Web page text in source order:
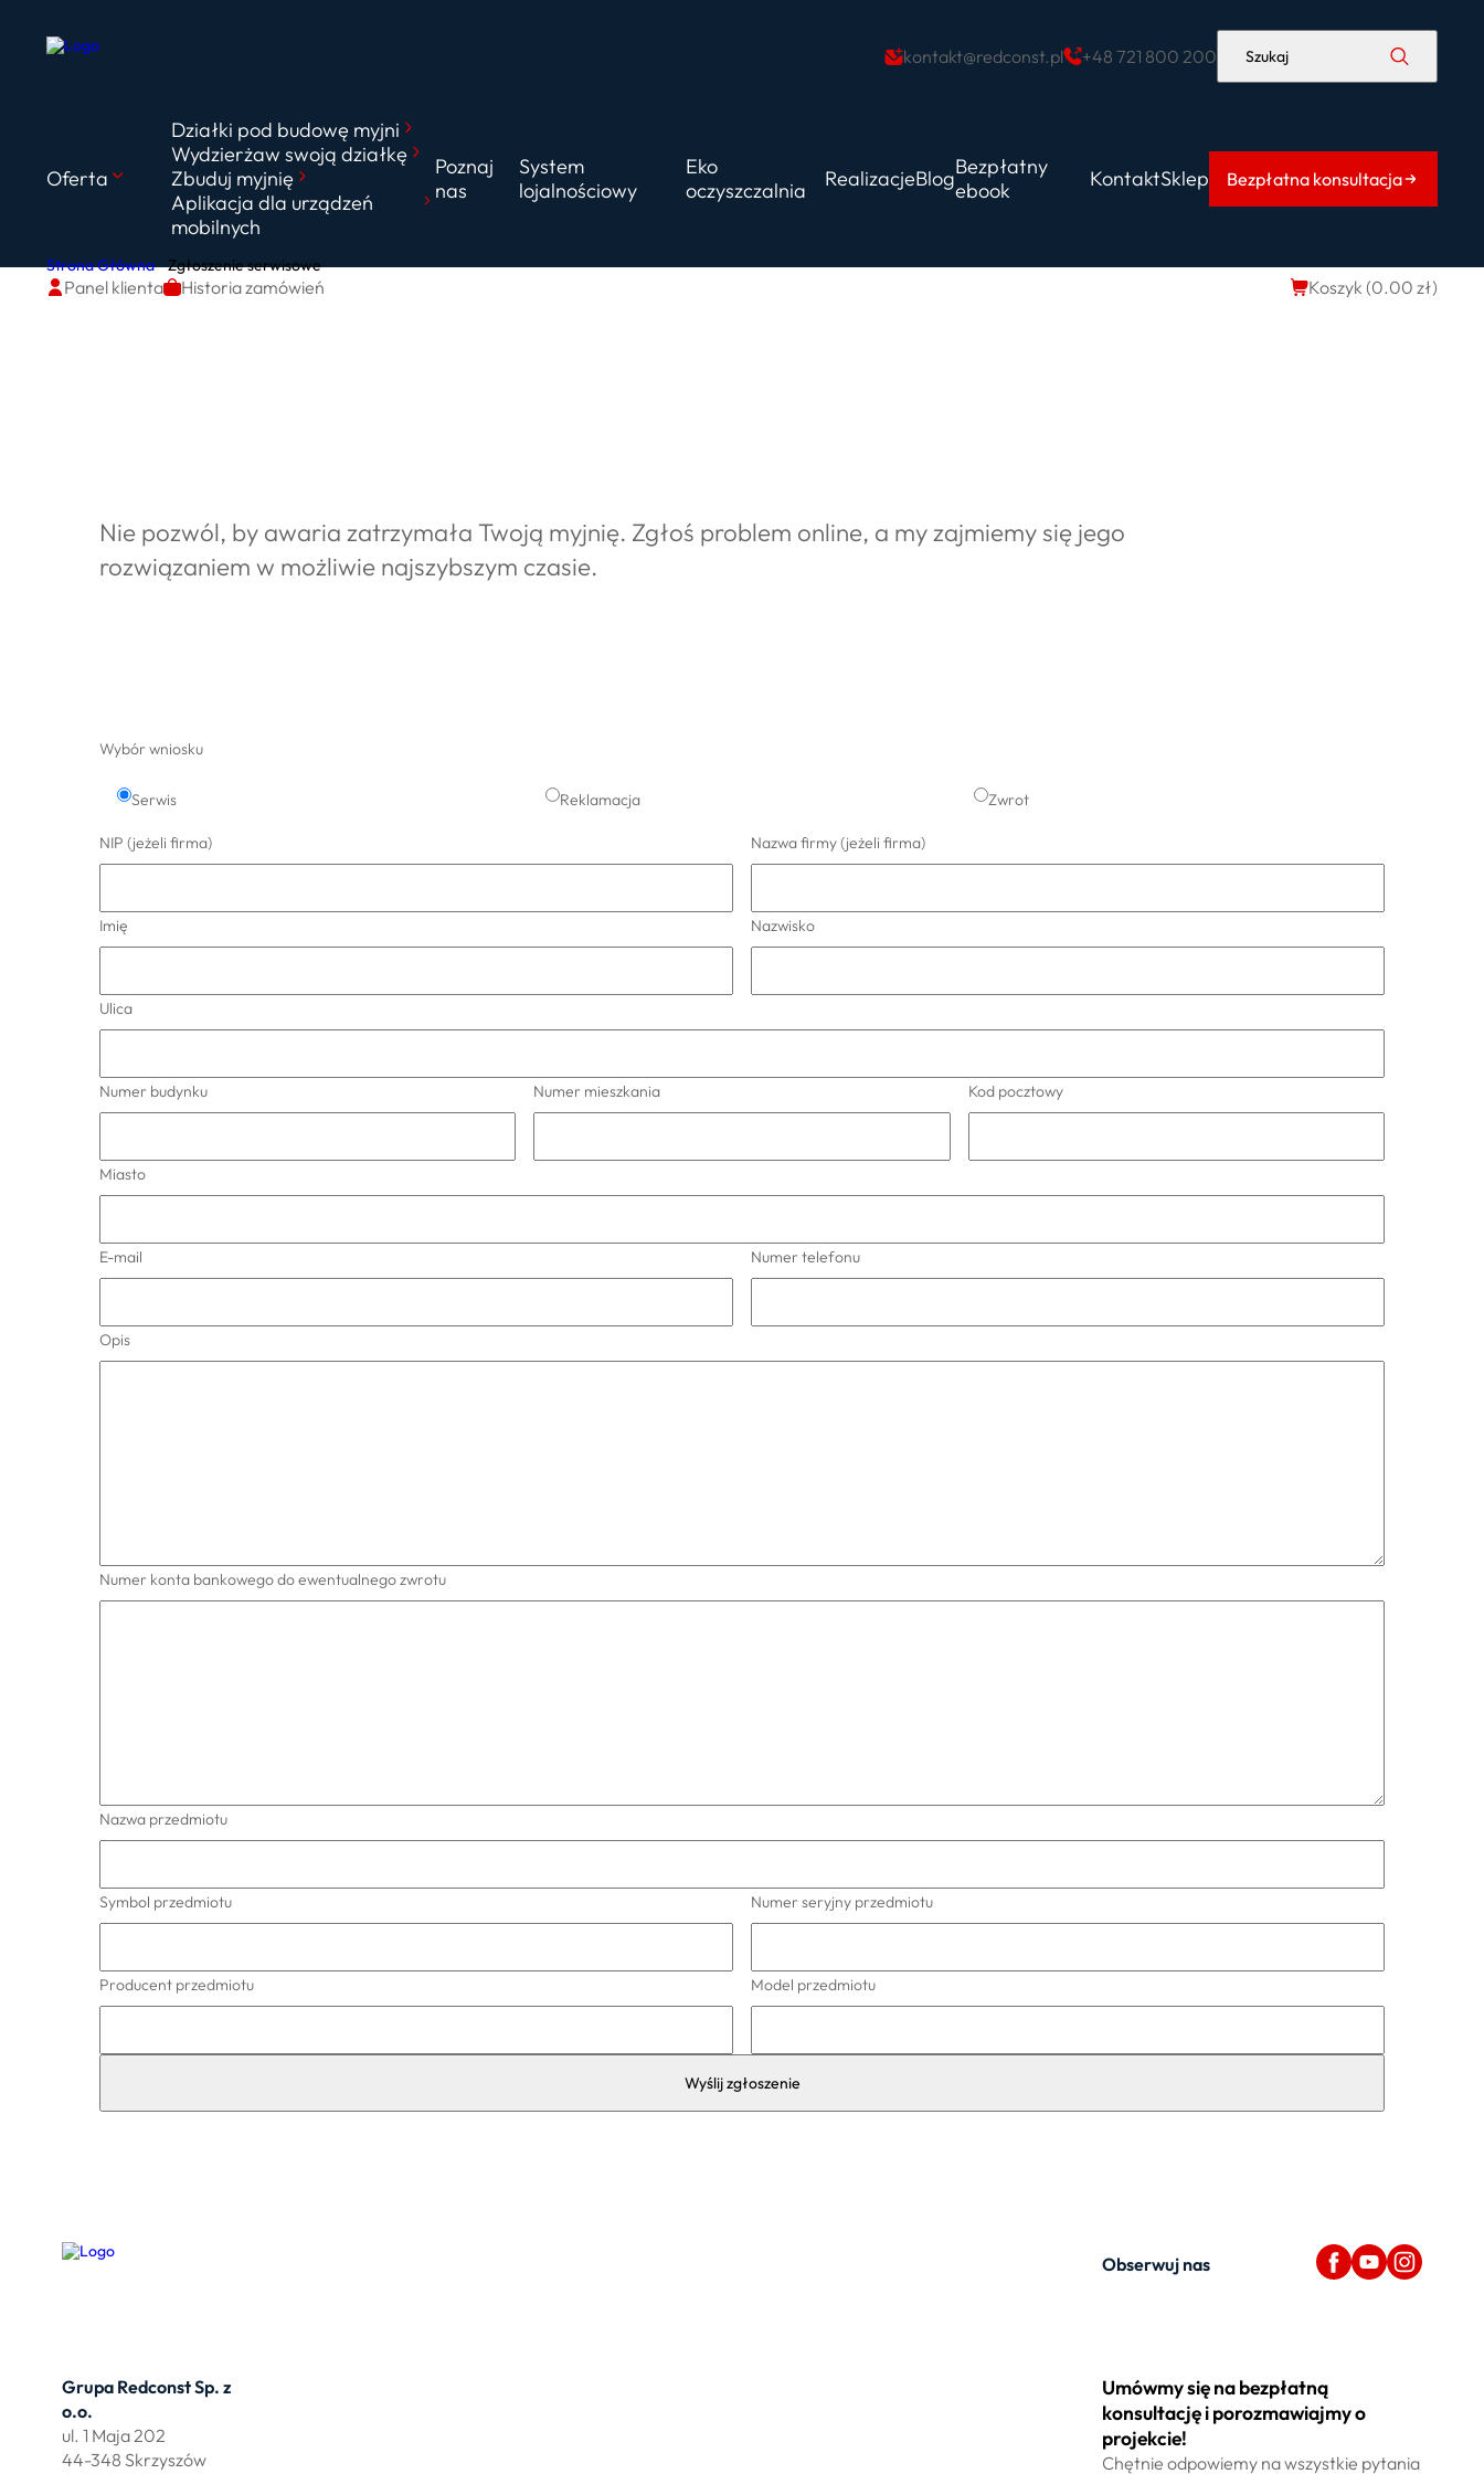
kontakt@redconst.pl +48 721 800 200 Szukaj
Oferta
Działki pod budowę myjni
Wydzierżaw swoją działkę
Zbuduj myjnię
Aplikacja dla urządzeń
mobilnych
Poznaj
nas
System
lojalnościowy
Eko
oczyszczalnia
RealizacjeBlogBezpłatny
ebook
KontaktSklep Bezpłatna konsultacja
Panel klienta Historia zamówień Koszyk (0.00 zł)
Strona Główna Zgłoszenie serwisowe
Nie pozwól, by awaria zatrzymała Twoją myjnię. Zgłoś problem online, a my zajmiemy się jego
rozwiązaniem w możliwie najszybszym czasie.
Wybór wniosku
Serwis Reklamacja Zwrot
NIP (jeżeli firma) Nazwa firmy (jeżeli firma)
Imię Nazwisko
Ulica
Numer budynku Numer mieszkania Kod pocztowy
Miasto
E-mail Numer telefonu
Opis
Numer konta bankowego do ewentualnego zwrotu
Nazwa przedmiotu
Symbol przedmiotu Numer seryjny przedmiotu
Producent przedmiotu Model przedmiotu
Obserwuj nas
Grupa Redconst Sp. z
o.o.
ul. 1 Maja 202
44-348 Skrzyszów
Umówmy się na bezpłatną
konsultację i porozmawiajmy o
projekcie!
Chętnie odpowiemy na wszystkie pytania